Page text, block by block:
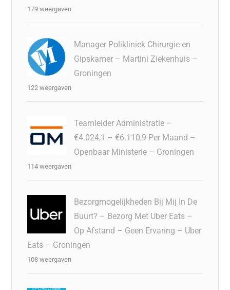
179 weergaven
Manager Polikliniek Chirurgie en
Gipskamer – Martini Ziekenhuis –
Groningen
122 weergaven
Teamleider Administratie –
€4.024,1 – €6.110,9 Per Maand –
Openbaar Ministerie – Groningen
114 weergaven
Bezorgmogelijkheden Bij Mij In De
Buurt? – Bezorg Met Uber Eats –
Op Afstand – Geen Ervaring – Uber
Eats – Groningen
108 weergaven